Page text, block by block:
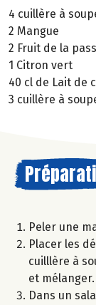
4 cuillère à
2 Mangue
2 Fruit de la
1 Citron vert
40 cl de Lait de
3 cuillère à
Peler une
Placer les
cuilllère à
et
Dans un